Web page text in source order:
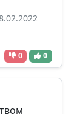
0 0